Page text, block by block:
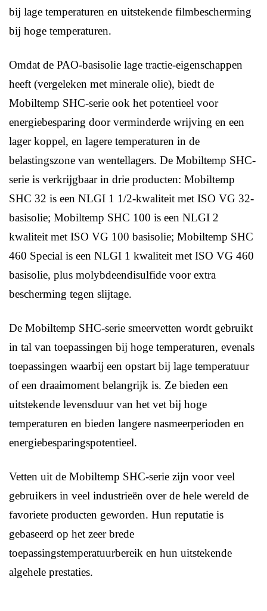
bij lage temperaturen en uitstekende filmbescherming
bij hoge temperaturen.
Omdat de PAO-basisolie lage tractie-eigenschappen
heeft (vergeleken met minerale olie), biedt de
Mobiltemp SHC-serie ook het potentieel voor
energiebesparing door verminderde wrijving en een
lager koppel, en lagere temperaturen in de
belastingszone van wentellagers. De Mobiltemp SHC-
serie is verkrijgbaar in drie producten: Mobiltemp
SHC 32 is een NLGI 1 1/2-kwaliteit met ISO VG 32-
basisolie; Mobiltemp SHC 100 is een NLGI 2
kwaliteit met ISO VG 100 basisolie; Mobiltemp SHC
460 Special is een NLGI 1 kwaliteit met ISO VG 460
basisolie, plus molybdeendisulfide voor extra
bescherming tegen slijtage.
De Mobiltemp SHC-serie smeervetten wordt gebruikt
in tal van toepassingen bij hoge temperaturen, evenals
toepassingen waarbij een opstart bij lage temperatuur
of een draaimoment belangrijk is. Ze bieden een
uitstekende levensduur van het vet bij hoge
temperaturen en bieden langere nasmeerperioden en
energiebesparingspotentieel.
Vetten uit de Mobiltemp SHC-serie zijn voor veel
gebruikers in veel industrieën over de hele wereld de
favoriete producten geworden. Hun reputatie is
gebaseerd op het zeer brede
toepassingstemperatuurbereik en hun uitstekende
algehele prestaties.